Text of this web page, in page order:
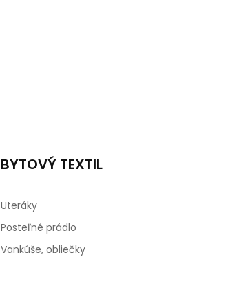
BYTOVÝ TEXTIL
Uteráky
Posteľné prádlo
Vankúše, obliečky